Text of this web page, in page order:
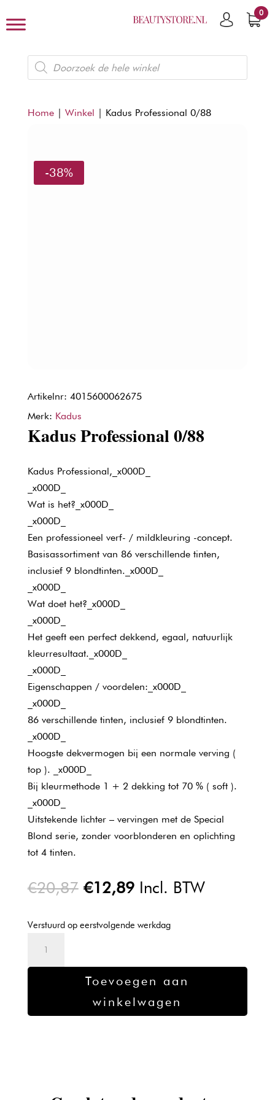
0
Producten
zoeken
Home| Winkel | Kadus Professional 0/88
-38%
Artikelnr: 4015600062675
Merk: Kadus
Kadus Professional 0/88
Kadus Professional,_x000D_
_x000D_
Wat is het?_x000D_
_x000D_
Een professioneel verf- / mildkleuring -concept.
Basisassortiment van 86 verschillende tinten,
inclusief 9 blondtinten._x000D_
_x000D_
Wat doet het?_x000D_
_x000D_
Het geeft een perfect dekkend, egaal, natuurlijk
kleurresultaat._x000D_
_x000D_
Eigenschappen / voordelen:_x000D_
_x000D_
86 verschillende tinten, inclusief 9 blondtinten.
_x000D_
Hoogste dekvermogen bij een normale verving (
top ). _x000D_
Bij kleurmethode 1 + 2 dekking tot 70 % ( soft ).
_x000D_
Uitstekende lichter – vervingen met de Special
Blond serie, zonder voorblonderen en oplichting
tot 4 tinten.
€20,87 Oorspronkelijke
was:
€20,87.
€12,89Huidige
is:
€12,89.
Incl. BTW
Verstuurd op eerstvolgende werkdag
Toevoegen aan
winkelwagen